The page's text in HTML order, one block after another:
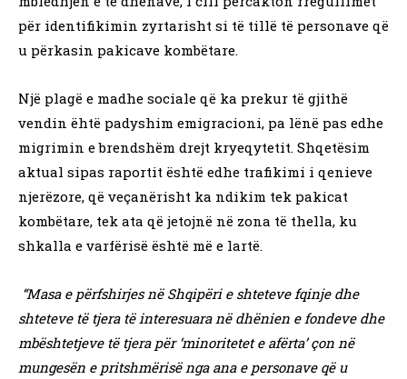
për identifikimin zyrtarisht si të tillë të personave që
u përkasin pakicave kombëtare.
Një plagë e madhe sociale që ka prekur të gjithë
vendin ëhtë padyshim emigracioni, pa lënë pas edhe
migrimin e brendshëm drejt kryeqytetit. Shqetësim
aktual sipas raportit është edhe trafikimi i qenieve
njerëzore, që veçanërisht ka ndikim tek pakicat
kombëtare, tek ata që jetojnë në zona të thella, ku
shkalla e varfërisë është më e lartë.
“Masa e përfshirjes në Shqipëri e shteteve fqinje dhe
shteteve të tjera të interesuara në dhënien e fondeve dhe
mbështetjeve të tjera për ‘minoritetet e afërta’ çon në
mungesën e pritshmërisë nga ana e personave që u